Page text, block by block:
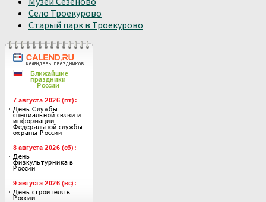
Село Троекурово
Старый парк в Троекурово